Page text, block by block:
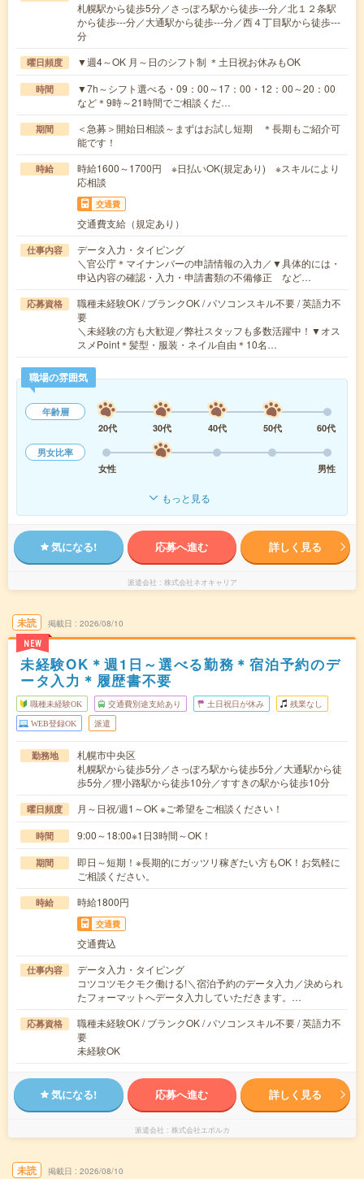
札幌駅から徒歩5分／さっぽろ駅から徒歩---分／北１２条駅
から徒歩---分／大通駅から徒歩---分／西４丁目駅から徒歩---
分
曜日頻度 ▼週4～OK 月～日のシフト制 ＊土日祝お休みもOK
時間
▼7h～シフト選べる・09：00～17：00・12：00～20：00
など＊9時～21時間でご相談くだ…
期間
＜急募＞開始日相談～まずはお試し短期 ＊長期もご紹介可
能です！
時給
時給1600～1700円 ※日払いOK(規定あり) ※スキルにより
応相談
交通費
交通費支給（規定あり）
仕事内容
データ入力・タイピング
＼官公庁＊マイナンバーの申請情報の入力／▼具体的には・
申込内容の確認・入力・申請書類の不備修正 など…
応募資格
職種未経験OK / ブランクOK / パソコンスキル不要 / 英語力不
要
＼未経験の方も大歓迎／弊社スタッフも多数活躍中！▼オス
スメPoint＊髪型・服装・ネイル自由＊10名…
職場の雰囲気
年齢層
20代
30代 40代 50代
60代
男女比率
女性
男性
もっと見る
気になる! 応募へ進む 詳しく見る
派遣会社 株式会社ネオキャリア
未読
NEW
掲載日 2026/08/10
未経験OK＊週1日～選べる勤務＊宿泊予約のデ
ータ入力＊履歴書不要
職種未経験OK 交通費別途支給あり 土日祝日が休み 残業なし
WEB登録OK 派遣
勤務地
札幌市中央区
札幌駅から徒歩5分／さっぽろ駅から徒歩5分／大通駅から徒
歩5分／狸小路駅から徒歩10分／すすきの駅から徒歩10分
曜日頻度 月～日祝/週1～OK ※ご希望をご相談ください！
時間 9:00～18:00※1日3時間～OK！
期間
即日～短期！※長期的にガッツリ稼ぎたい方もOK！お気軽に
ご相談ください。
時給 時給1800円
交通費
交通費込
仕事内容
データ入力・タイピング
コツコツモクモク働ける!＼宿泊予約のデータ入力／決められ
たフォーマットへデータ入力していただきます。…
応募資格
職種未経験OK / ブランクOK / パソコンスキル不要 / 英語力不
要
未経験OK
気になる! 応募へ進む 詳しく見る
派遣会社 株式会社エボルカ
未読 掲載日 2026/08/10